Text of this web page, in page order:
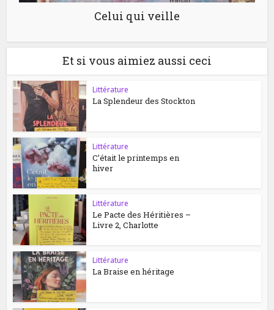
Celui qui veille
Et si vous aimiez aussi ceci
Littérature
La Splendeur des Stockton
Littérature
C’était le printemps en
hiver
Littérature
Le Pacte des Héritières –
Livre 2, Charlotte
Littérature
La Braise en héritage